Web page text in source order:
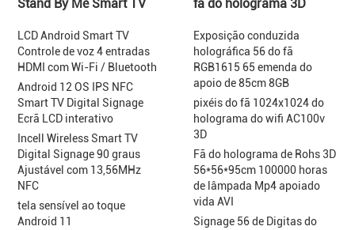
Stand By Me Smart TV
LCD Android Smart TV
Controle de voz 4 entradas
HDMI com Wi-Fi / Bluetooth
Android 12 OS IPS NFC
Smart TV Digital Signage
Ecrã LCD interativo
Incell Wireless Smart TV
Digital Signage 90 graus
Ajustável com 13,56MHz
NFC
tela sensível ao toque
Android 11
fã do holograma 3D
Exposição conduzida
holográfica 56 do fã
RGB1615 65 emenda do
apoio de 85cm 8GB
pixéis do fã 1024x1024 do
holograma do wifi AC100v
3D
Fã do holograma de Rohs 3D
56*56*95cm 100000 horas
de lâmpada Mp4 apoiado
vida AVI
Signage 56 de Digitas do